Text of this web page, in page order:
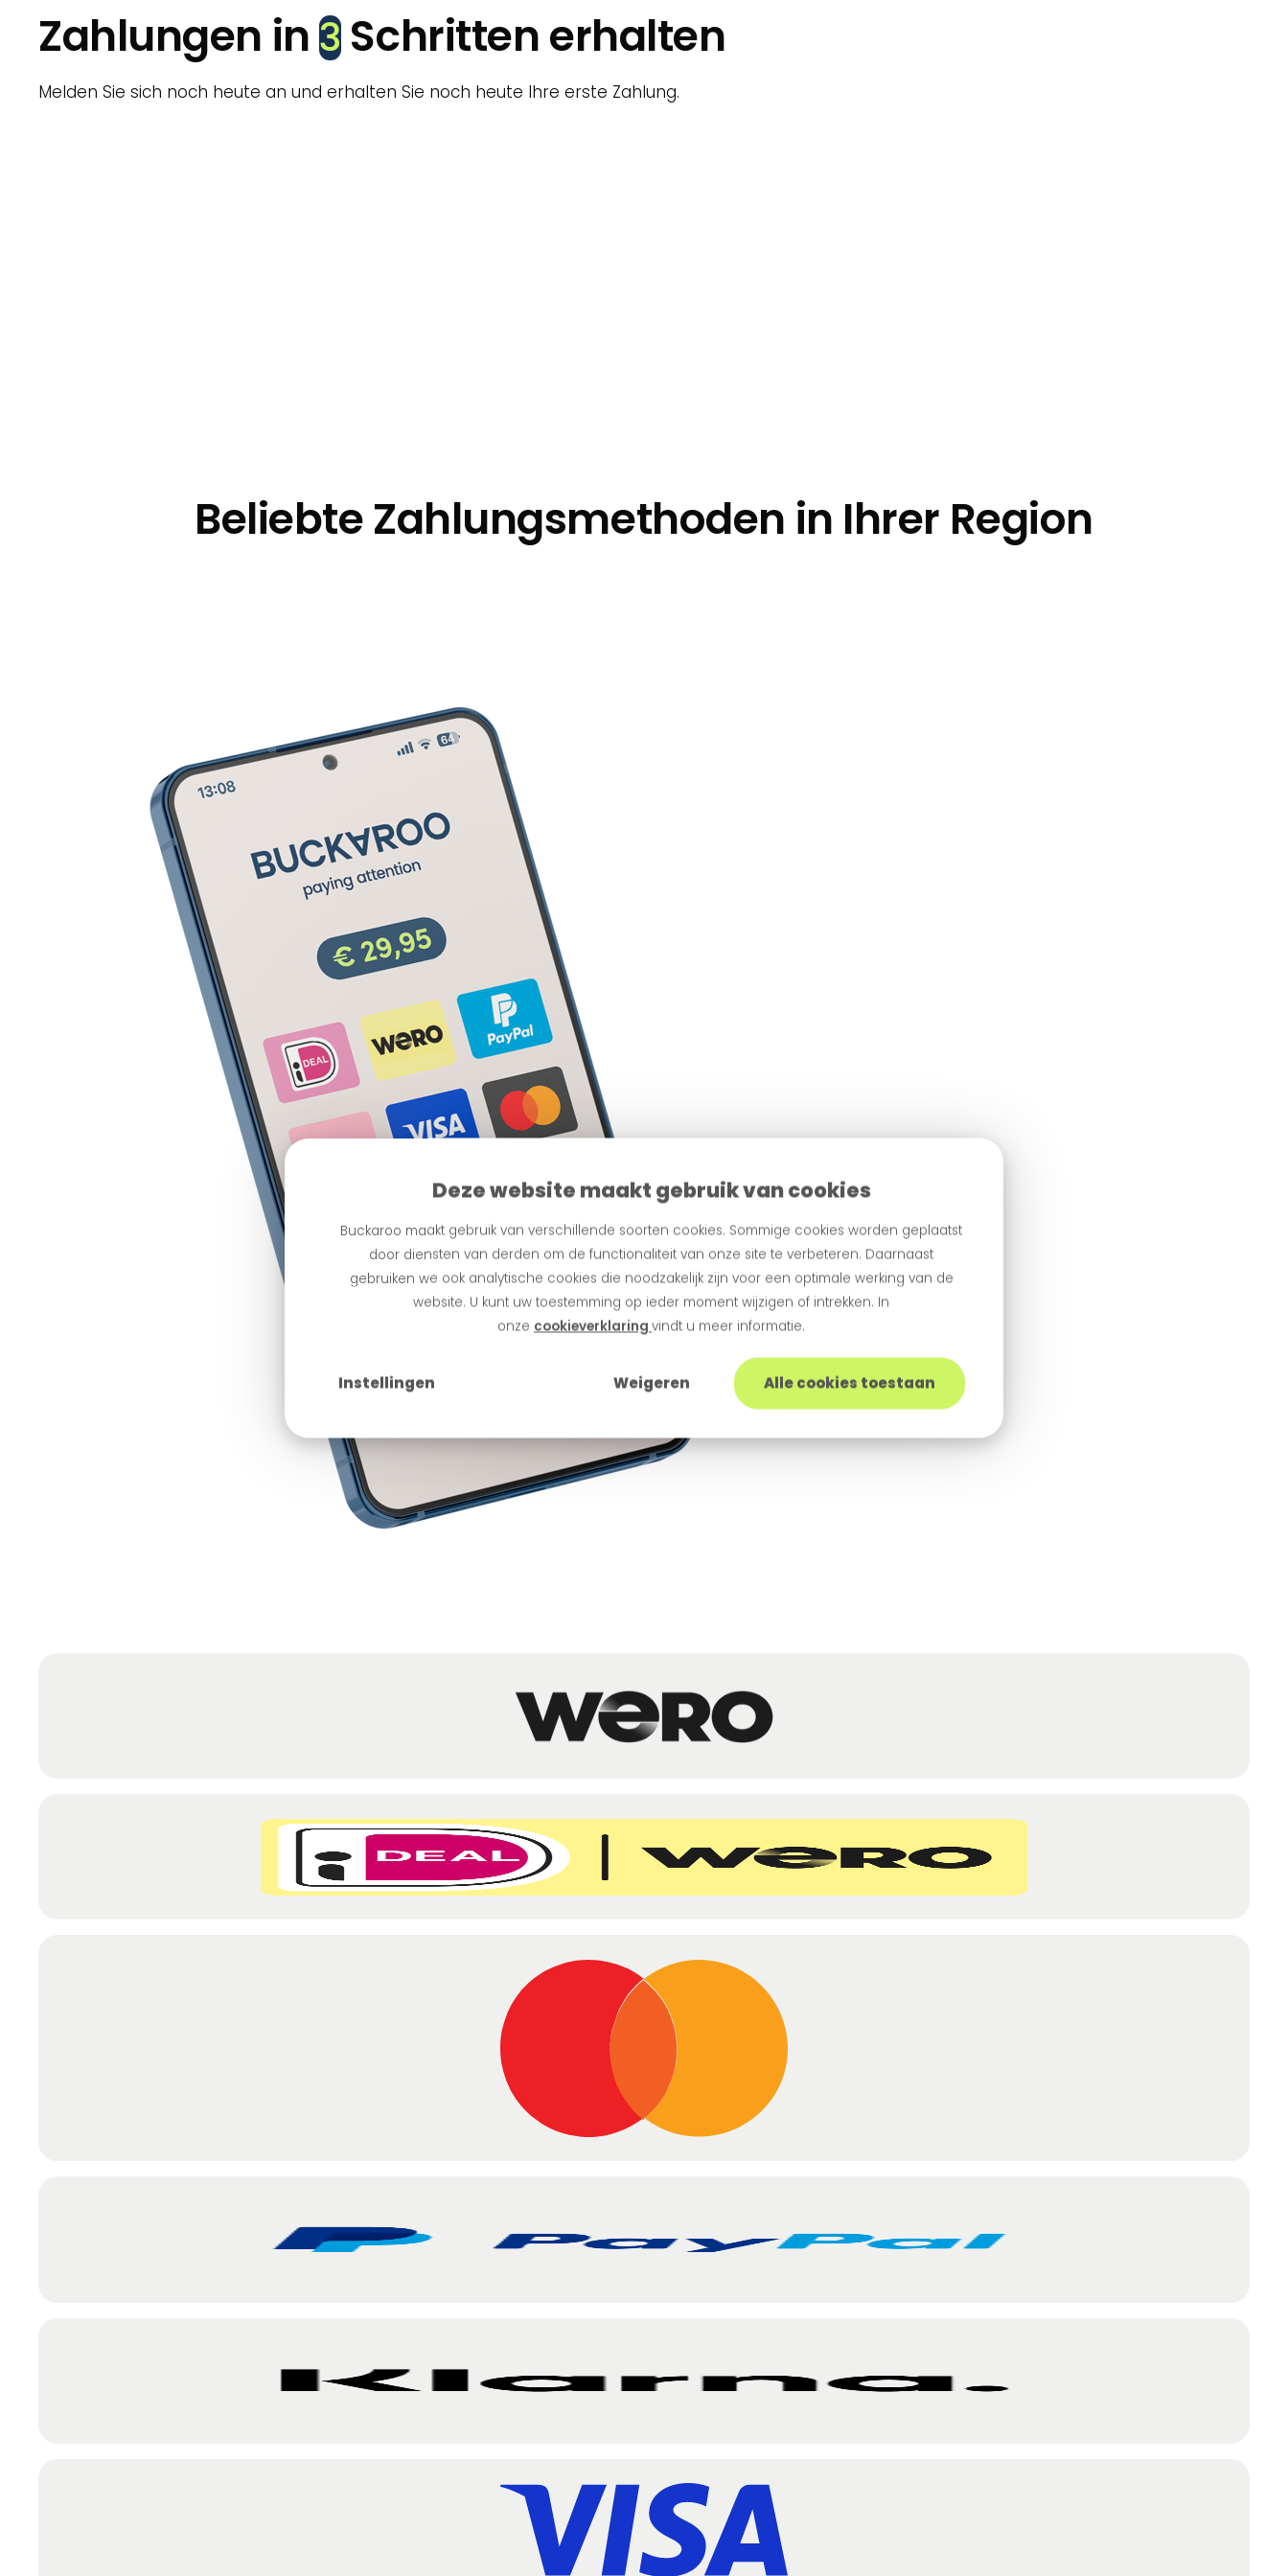
Deze website maakt gebruik van cookies
Buckaroo maakt gebruik van verschillende soorten cookies. Sommige cookies worden geplaatst
door diensten van derden om de functionaliteit van onze site te verbeteren. Daarnaast
gebruiken we ook analytische cookies die noodzakelijk zijn voor een optimale werking van de
website. U kunt uw toestemming op ieder moment wijzigen of intrekken. In
onze cookieverklaring vindt u meer informatie.
Instellingen Weigeren Alle cookies toestaan
Zahlungen in3Schritten erhalten
Melden Sie sich noch heute an und erhalten Sie noch heute Ihre erste Zahlung.
Beliebte Zahlungsmethoden in Ihrer Region